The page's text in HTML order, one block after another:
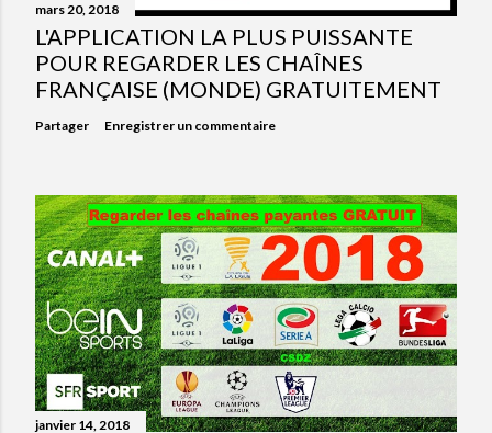
mars 20, 2018
L'APPLICATION LA PLUS PUISSANTE
POUR REGARDER LES CHAÎNES
FRANÇAISE (MONDE) GRATUITEMENT
Partager Enregistrer un commentaire
janvier 14, 2018